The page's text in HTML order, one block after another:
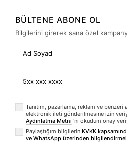
FIRSATLARI
Bülten Üyeliği
BÜLTENE ABONE OL
Bilgilerini girerek sana özel
Tanıtım, pazarlama, reklam ve benzeri
elektronik ileti gönderilmesine izin
Aydınlatma Metni 'ni okudum onay
Paylaştığım bilgilerin KVKK
ve WhatsApp üzerinden